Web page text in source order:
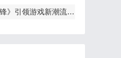
戏新潮流，王者荣耀海外充值iOS服务升级